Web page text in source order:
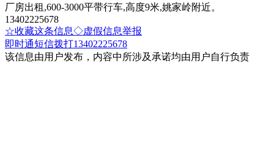
厂房出租,600-3000平带行车,高度9米,姚家岭附近。
13402225678
☆收藏这条信息◇虚假信息举报
即时通短信拨打13402225678
该信息由用户发布，内容中所涉及承诺均由用户自行负责